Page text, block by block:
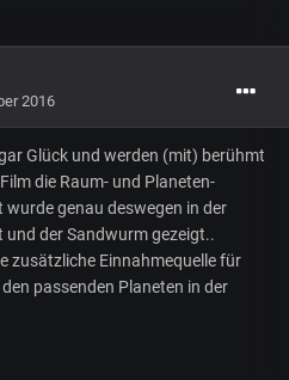
2016
Glück und werden (mit) berühmt
die Raum- und Planeten-
genau deswegen in der
und der Sandwurm gezeigt..
zusätzliche Einnahmequelle für
passenden Planeten in der